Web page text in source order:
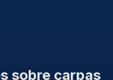
sobre carpas